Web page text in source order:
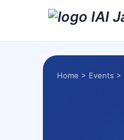
Home > Events >